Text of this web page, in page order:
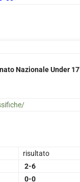
Nazionale Under
risultato
2-6
0-0